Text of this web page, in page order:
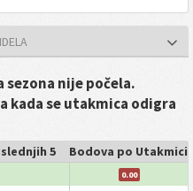
sezona nije počela.
se utakmica odigra
5 Bodova po Utakmici
0.00